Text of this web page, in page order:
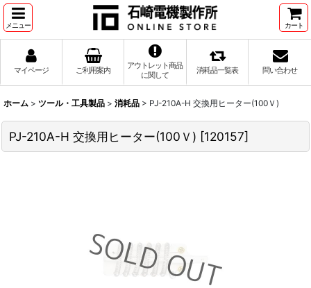
メニュー カート
マイページ ご利用案内
アウトレット商品
に関して
消耗品一覧表 問い合わせ
ホーム > ツール・工具製品 > 消耗品 > PJ-210A-H 交換用ヒーター(100Ｖ)
PJ-210A-H 交換用ヒーター(100Ｖ) [120157]